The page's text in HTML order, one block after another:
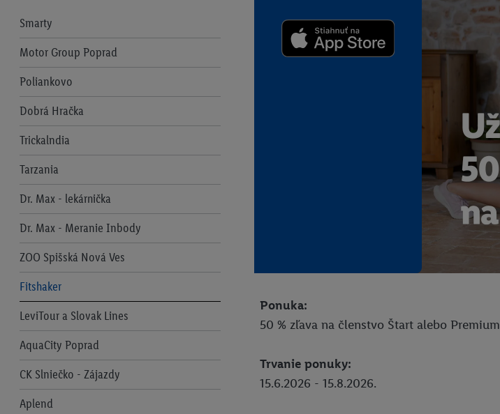
Smarty
Motor Group Poprad
Poliankovo
Dobrá Hračka
Trickalndia
Tarzania
Dr. Max - lekárnička
Dr. Max - Meranie Inbody
ZOO Spišská Nová Ves
Fitshaker
LeviTour a Slovak Lines
AquaCity Poprad
CK Slniečko - Zájazdy
Aplend
Ponuka:
50 % zľava na členstvo Štart alebo Premium
Trvanie ponuky:
15.6.2026 - 15.8.2026.